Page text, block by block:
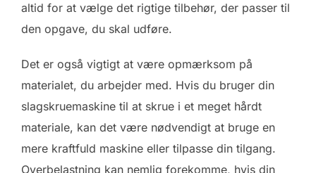
altid for at vælge det rigtige tilbehør, der passer til
den opgave, du skal udføre.
Det er også vigtigt at være opmærksom på
materialet, du arbejder med. Hvis du bruger din
slagskruemaskine til at skrue i et meget hårdt
materiale, kan det være nødvendigt at bruge en
mere kraftfuld maskine eller tilpasse din tilgang.
Overbelastning kan nemlig forekomme, hvis din